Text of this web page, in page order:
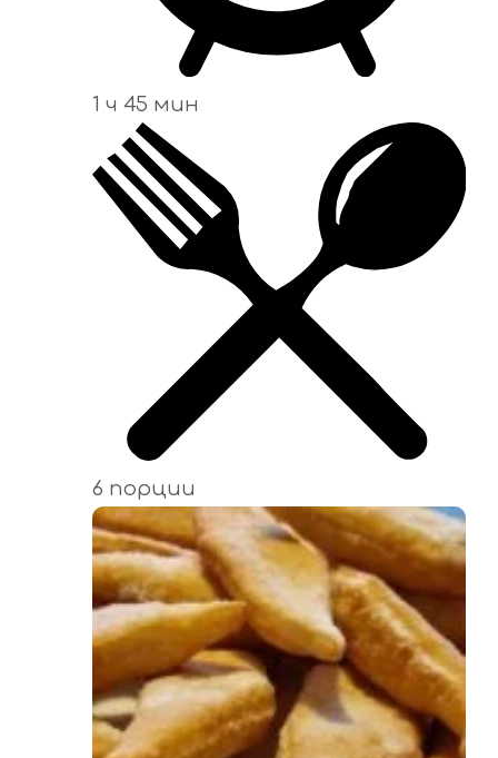
1 ч 45 мин
6 порции